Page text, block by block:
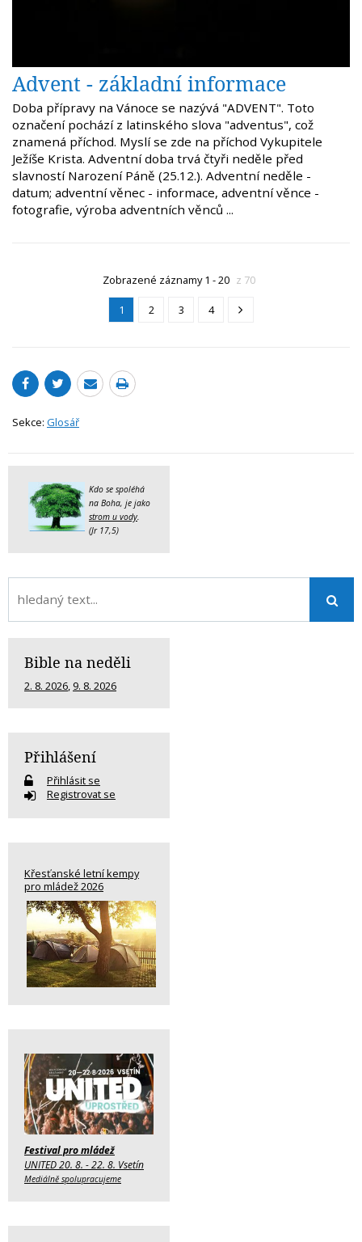
Advent - základní informace
Doba přípravy na Vánoce se nazývá "ADVENT". Toto
označení pochází z latinského slova "adventus", což
znamená příchod. Myslí se zde na příchod Vykupitele
Ježíše Krista. Adventní doba trvá čtyři neděle před
slavností Narození Páně (25.12.). Adventní neděle -
datum; adventní věnec - informace, adventní věnce -
fotografie, výroba adventních věnců ...
Zobrazené záznamy 1 - 20 z 70
1 2 3 4
Sekce: Glosář
Kdo se spoléhá
na Boha, je jako
strom u vody
(Jr 17,5)
Bible na neděli
2. 8. 2026, 9. 8. 2026
Přihlášení
Přihlásit se
Registrovat se
Křesťanské letní kempy
pro mládež 2026
Festival pro mládež
UNITED 20. 8. - 22. 8. Vsetín
Mediálně spolupracujeme